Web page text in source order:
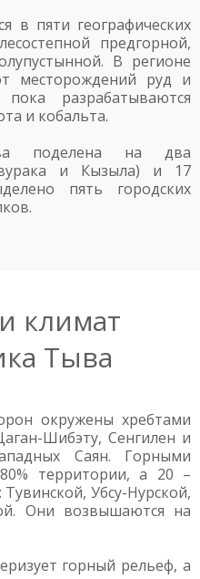
в пяти географических
предгорной,
В регионе
месторождений руд и
разрабатываются
и кобальта.
поделена на два
и Кызыла) и 17
пять городских
климат
Тыва
окружены хребтами
Шибэту, Сенгилен и
Саян. Горными
территории, а 20 –
Убсу-Нурской,
Они возвышаются на
горный рельеф, а